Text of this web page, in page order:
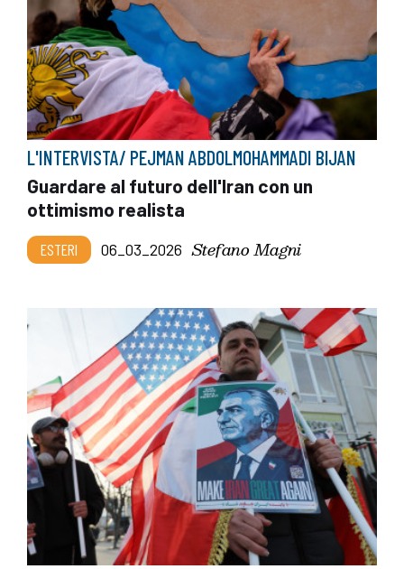
L'INTERVISTA/ PEJMAN ABDOLMOHAMMADI BIJAN
Guardare al futuro dell'Iran con un
ottimismo realista
ESTERI 06_03_2026 Stefano Magni